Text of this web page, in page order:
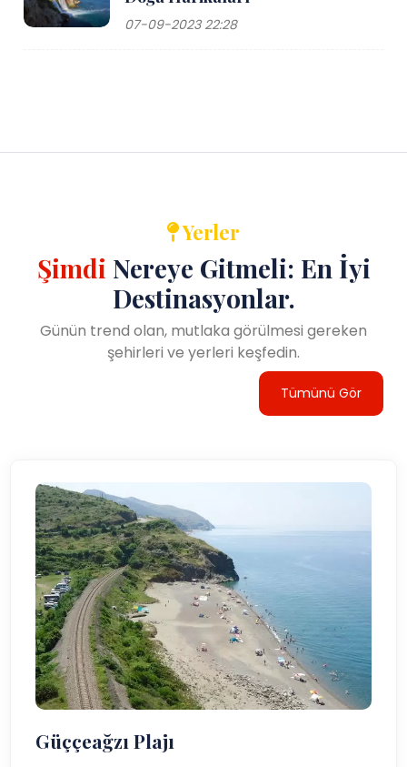
07-09-2023 22:28
Yerler
Şimdi Nereye Gitmeli: En İyi
Destinasyonlar.
Günün trend olan, mutlaka görülmesi gereken
şehirleri ve yerleri keşfedin.
Tümünü Gör
Güççeağzı Plajı